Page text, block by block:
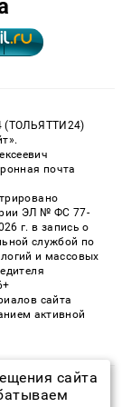
(ТОЛЬЯТТИ24)
почта
ЭЛ № ФС 77-
г. в запись о
службой по
и массовых
сайта
активной
сайта